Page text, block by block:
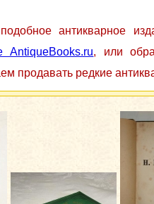
антикварное
AntiqueBooks.ru, или
продавать редкие